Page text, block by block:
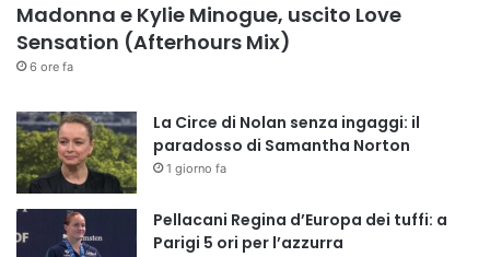
Madonna e Kylie Minogue, uscito Love
Sensation (Afterhours Mix)
6 ore fa
La Circe di Nolan senza ingaggi: il
paradosso di Samantha Norton
1 giorno fa
Pellacani Regina d’Europa dei tuffi: a
Parigi 5 ori per l’azzurra